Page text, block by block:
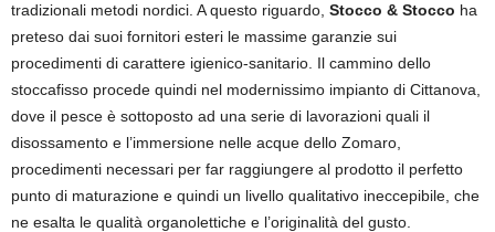
tradizionali metodi nordici. A questo riguardo, Stocco & Stocco ha
preteso dai suoi fornitori esteri le massime garanzie sui
procedimenti di carattere igienico-sanitario. Il cammino dello
stoccafisso procede quindi nel modernissimo impianto di Cittanova,
dove il pesce è sottoposto ad una serie di lavorazioni quali il
disossamento e l’immersione nelle acque dello Zomaro,
procedimenti necessari per far raggiungere al prodotto il perfetto
punto di maturazione e quindi un livello qualitativo ineccepibile, che
ne esalta le qualità organolettiche e l’originalità del gusto.